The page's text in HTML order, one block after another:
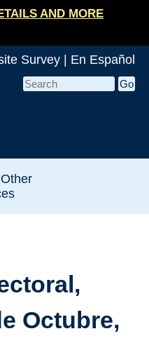
AND MORE
Survey En Español
Octubre,